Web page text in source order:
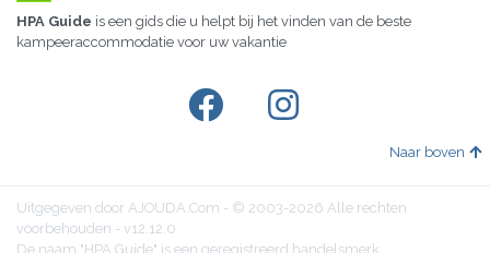
HPA Guide is een gids die u helpt bij het vinden van de beste
kampeeraccommodatie voor uw vakantie
Naar boven
Uitgegeven door AJOUDA.Com - © 2003-2026 Alle rechten
voorbehouden - v12.12.0
De naam "HPA Guide" is een geregistreerd handelsmerk.